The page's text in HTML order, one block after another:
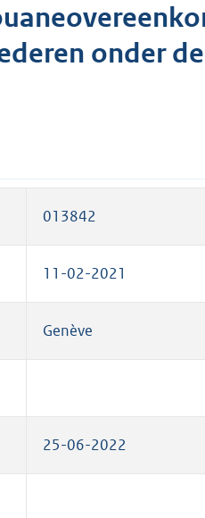
onder
013842
11-02-2021
Genève
25-06-2022